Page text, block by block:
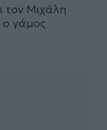
τον Μιχάλη
ο γάμος